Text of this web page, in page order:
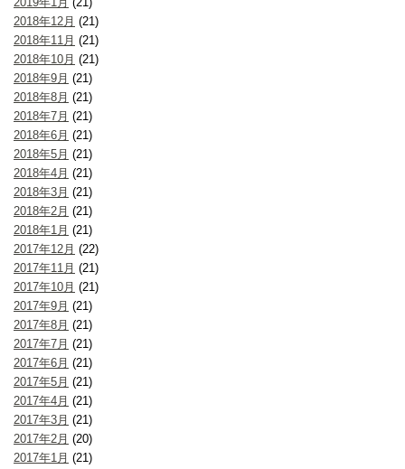
2018年12月 (21)
2018年11月 (21)
2018年10月 (21)
2018年9月 (21)
2018年8月 (21)
2018年7月 (21)
2018年6月 (21)
2018年5月 (21)
2018年4月 (21)
2018年3月 (21)
2018年2月 (21)
2018年1月 (21)
2017年12月 (22)
2017年11月 (21)
2017年10月 (21)
2017年9月 (21)
2017年8月 (21)
2017年7月 (21)
2017年6月 (21)
2017年5月 (21)
2017年4月 (21)
2017年3月 (21)
2017年2月 (20)
2017年1月 (21)